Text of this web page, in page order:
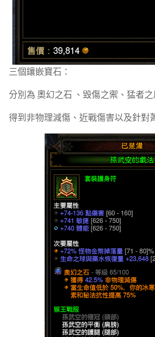
三個鑲嵌寶石：
分別為 奧幻之石 、毀傷之禦、猛者之
得到非物理減傷、近戰傷害以及針對